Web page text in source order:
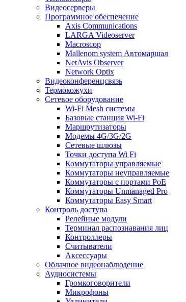
Видеосерверы
Программное обеспечение
Axis Communications
LARGA Videoserver
Macroscop
Mallenom system Автомаршал
NetAvis Observer
Network Optix
Видеоконференцсвязь
Термокожухи
Сетевое оборудование
Wi-Fi Mesh системы
Базовые станция Wi-Fi
Маршрутизаторы
Модемы 4G/3G/2G
Сетевые шлюзы
Точки доступа Wi Fi
Коммутаторы управляемые
Коммутаторы неуправляемые
Коммутаторы с портами PoE
Коммутаторы Unmanaged Pro
Коммутаторы Easy Smart
Контроль доступа
Релейные модули
Терминал распознавания лиц
Контроллеры
Считыватели
Аксессуары
Облачное видеонаблюдение
Аудиосистемы
Громкоговорители
Микрофоны